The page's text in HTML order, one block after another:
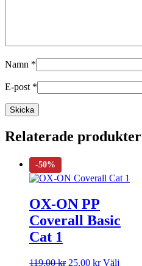
Namn *
E-post *
Relaterade produkter
OX-ON PP
Coverall Basic
Cat 1
119,00kr 25,00 kr Välj